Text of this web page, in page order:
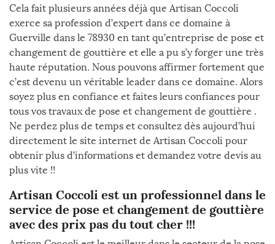
Cela fait plusieurs années déjà que Artisan Coccoli
exerce sa profession d’expert dans ce domaine à
Guerville dans le 78930 en tant qu’entreprise de pose et
changement de gouttière et elle a pu s’y forger une très
haute réputation. Nous pouvons affirmer fortement que
c’est devenu un véritable leader dans ce domaine. Alors
soyez plus en confiance et faites leurs confiances pour
tous vos travaux de pose et changement de gouttière .
Ne perdez plus de temps et consultez dès aujourd’hui
directement le site internet de Artisan Coccoli pour
obtenir plus d’informations et demandez votre devis au
plus vite !!
Artisan Coccoli est un professionnel dans le
service de pose et changement de gouttière
avec des prix pas du tout cher !!!